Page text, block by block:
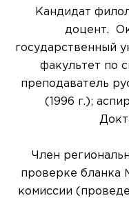
Кандидат
доцент.
государственный
факультет по
преподаватель
(1996 г.);
Член
проверке бланка
комиссии